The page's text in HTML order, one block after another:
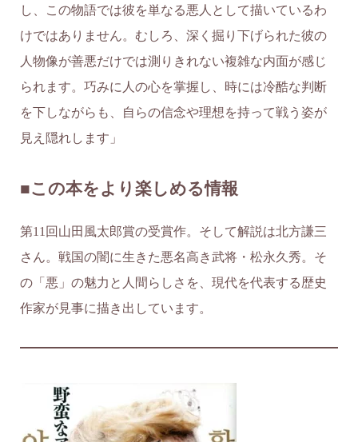
し、この物語では彼を単なる悪人として描いているわ
けではありません。むしろ、深く掘り下げられた彼の
人物像が善悪だけでは測りきれない複雑な内面が感じ
られます。巧みに人の心を掌握し、時には冷酷な判断
を下しながらも、自らの信念や理想を持って戦う姿が
見え隠れします」
■この本をより楽しめる情報
第11回山田風太郎賞の受賞作。そして解説は北方謙三
さん。戦国の闇に生きた悪名高き武将・松永久秀。そ
の「悪」の魅力と人間らしさを、現代を代表する歴史
作家が見事に描き出しています。